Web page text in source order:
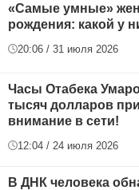
«Самые умные»
рождения: какой у
20:06 / 31 июля 2026
Часы Отабека
тысяч долларов
внимание в сети!
12:04 / 24 июля 2026
В ДНК человека